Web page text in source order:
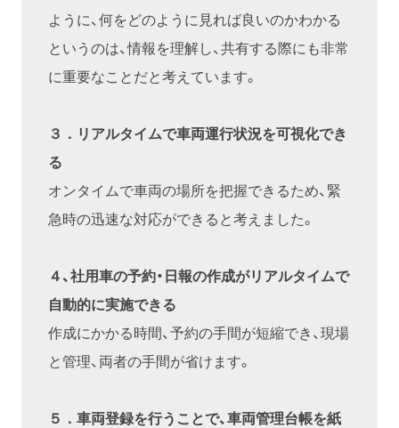
ように、何をどのように見れば良いのかわかる
というのは、情報を理解し、共有する際にも非常
に重要なことだと考えています。
３．リアルタイムで車両運行状況を可視化でき
る
オンタイムで車両の場所を把握できるため、緊
急時の迅速な対応ができると考えました。
４、社用車の予約・日報の作成がリアルタイムで
自動的に実施できる
作成にかかる時間、予約の手間が短縮でき、現場
と管理、両者の手間が省けます。
５．車両登録を行うことで、車両管理台帳を紙